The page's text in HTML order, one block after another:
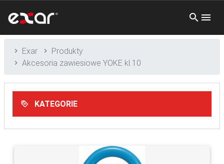
Exar
Produkty
Akcesoria zawiesiowe YOKE kl.10
KATEGORIE